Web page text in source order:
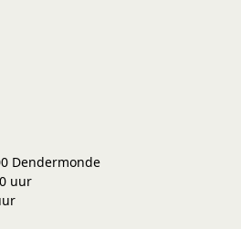
Dendermonde
uur